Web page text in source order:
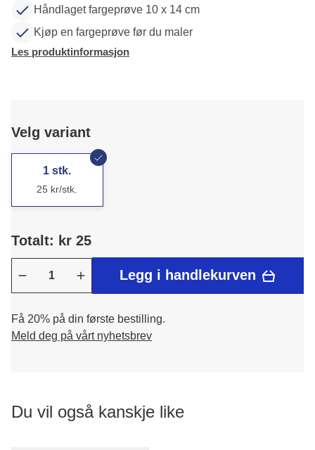
Håndlaget fargeprøve 10 x 14 cm
Kjøp en fargeprøve før du maler
Les produktinformasjon
Velg variant
1 stk.
25 kr/stk.
Totalt: kr 25
Legg i handlekurven
Få 20% på din første bestilling.
Meld deg på vårt nyhetsbrev
Du vil også kanskje like